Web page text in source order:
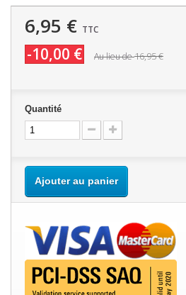
6,95 € TTC
-10,00 € Au lieu de16,95 €
Quantité
Ajouter au panier